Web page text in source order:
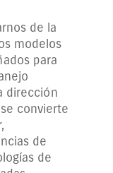
de la
modelos
para
dirección
convierte
de
de